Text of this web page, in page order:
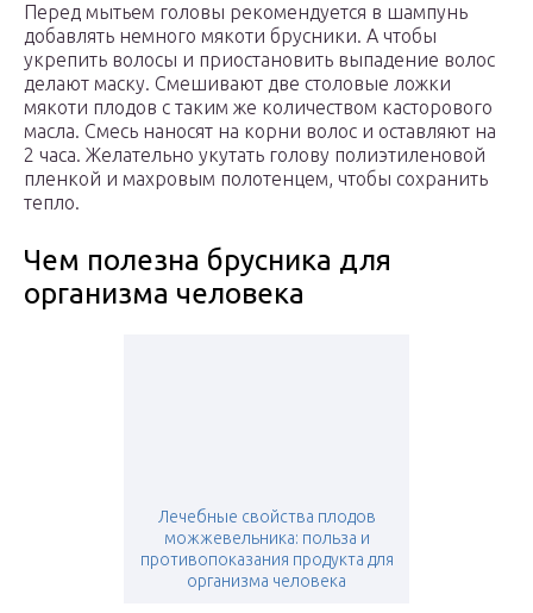
Перед мытьем головы рекомендуется в шампунь
добавлять немного мякоти брусники. А чтобы
укрепить волосы и приостановить выпадение волос
делают маску. Смешивают две столовые ложки
мякоти плодов с таким же количеством касторового
масла. Смесь наносят на корни волос и оставляют на
2 часа. Желательно укутать голову полиэтиленовой
пленкой и махровым полотенцем, чтобы сохранить
тепло.
Чем полезна брусника для
организма человека
Лечебные свойства плодов
можжевельника: польза и
противопоказания продукта для
организма человека